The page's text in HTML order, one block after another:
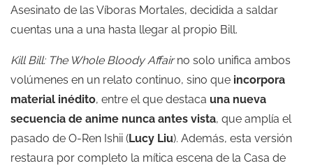
Asesinato de las Víboras Mortales, decidida a saldar
cuentas una a una hasta llegar al propio Bill.
Kill Bill: The Whole Bloody Affairno solo unifica ambos
volúmenes en un relato continuo, sino que incorpora
material inédito, entre el que destaca una nueva
secuencia de anime nunca antes vista, que amplía el
pasado de O-Ren Ishii (Lucy Liu). Además, esta versión
restaura por completo la mítica escena de la Casa de